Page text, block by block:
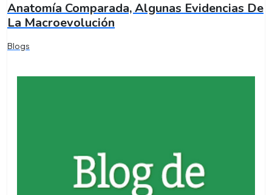
Anatomía Comparada, Algunas Evidencias De
La Macroevolución
Blogs